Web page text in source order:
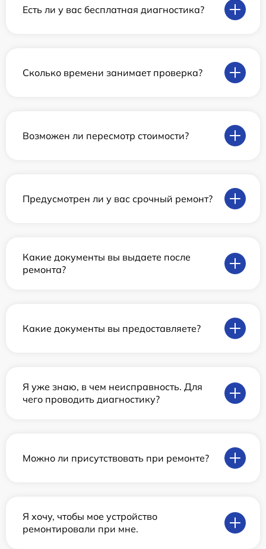
Есть ли у вас бесплатная диагностика?
Сколько времени занимает проверка?
Возможен ли пересмотр стоимости?
Предусмотрен ли у вас срочный ремонт?
Какие документы вы выдаете после
ремонта?
Какие документы вы предоставляете?
Я уже знаю, в чем неисправность. Для
чего проводить диагностику?
Можно ли присутствовать при ремонте?
Я хочу, чтобы мое устройство
ремонтировали при мне.